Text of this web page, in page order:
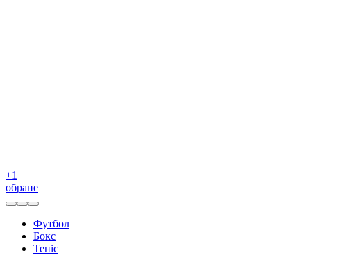
+1
обране
Футбол
Бокс
Теніс